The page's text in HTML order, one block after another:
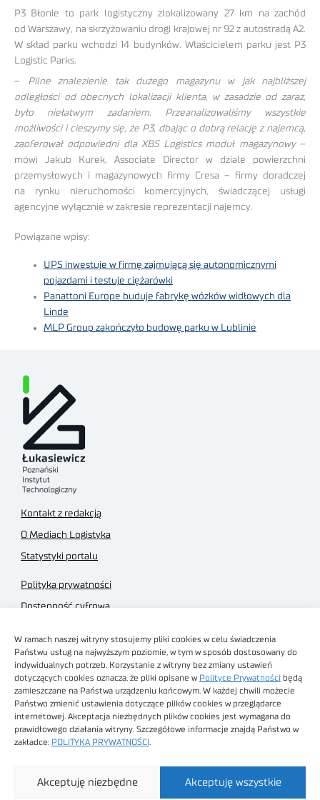
W ramach naszej witryny stosujemy pliki cookies w celu świadczenia
Państwu usług na najwyższym poziomie, w tym w sposób dostosowany do
indywidualnych potrzeb. Korzystanie z witryny bez zmiany ustawień
dotyczących cookies oznacza, że pliki opisane w Polityce Prywatności będą
zamieszczane na Państwa urządzeniu końcowym. W każdej chwili możecie
Państwo zmienić ustawienia dotyczące plików cookies w przeglądarce
internetowej. Akceptacja niezbędnych plików cookies jest wymagana do
prawidłowego działania witryny. Szczegółowe informacje znajdą Państwo w
zakładce: POLITYKA PRYWATNOŚCI
Akceptuję wszystkie
Akceptuję niezbędne
P3 Błonie to park logistyczny zlokalizowany 27 km na zachód
od Warszawy, na skrzyżowaniu drogi krajowej nr 92 z autostradą A2.
W skład parku wchodzi 14 budynków. Właścicielem parku jest P3
Logistic Parks.
–
Pilne znalezienie tak dużego magazynu w jak najbliższej
odległości od obecnych lokalizacji klienta, w zasadzie od zaraz,
było niełatwym zadaniem. Przeanalizowaliśmy wszystkie
możliwości i cieszymy się, że P3, dbając o dobrą relację z najemcą,
zaoferował odpowiedni dla XBS Logistics moduł magazynowy–
mówi Jakub Kurek, Associate Director w dziale powierzchni
przemysłowych i magazynowych firmy Cresa – firmy doradczej
na rynku nieruchomości komercyjnych, świadczącej usługi
agencyjne wyłącznie w zakresie reprezentacji najemcy.
Powiązane wpisy:
UPS inwestuje w firmę zajmującą się autonomicznymi
pojazdami i testuje ciężarówki
Panattoni Europe buduje fabrykę wózków widłowych dla
Linde
MLP Group zakończyło budowę parku w Lublinie
Kontakt z redakcją
O Mediach Logistyka
Statystyki portalu
Polityka prywatności
Dostępność cyfrowa
Regulamin sklepu
Obrazy stockowe
autorstwa
Technologiczny